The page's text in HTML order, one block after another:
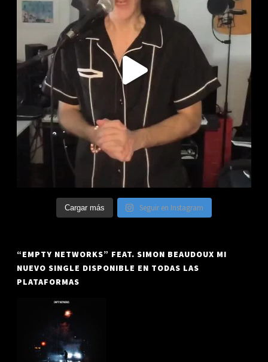
Cargar más Seguir en Instagram
“EMPTY NETWORKS” FEAT. SIMON BEAUDOUX MI
NUEVO SINGLE DISPONIBLE EN TODAS LAS
PLATAFORMAS